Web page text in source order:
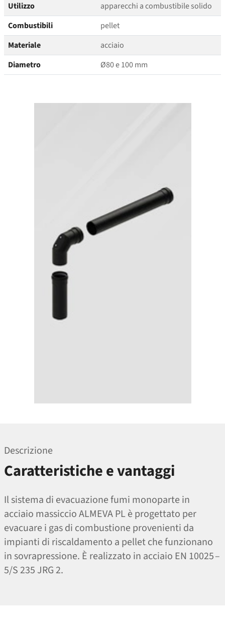
Utilizzo
apparecchi a combustibile solido
Combustibili
pellet
Materiale
acciaio
Diametro
Ø80 e 100 mm
Descrizione
Caratteristiche e vantaggi
Il sistema di evacuazione fumi monoparte in
acciaio massiccio ALMEVA PL è progettato per
evacuare i gas di combustione provenienti da
impianti di riscaldamento a pellet che funzionano
in sovrapressione. È realizzato in acciaio EN 10025 –
5/S 235 JRG 2.